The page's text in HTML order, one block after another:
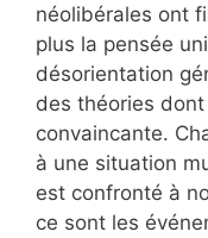
néolibérales ont
plus la pensée
désorientation
des théories
convaincante.
à une situation
est confronté à
ce sont les